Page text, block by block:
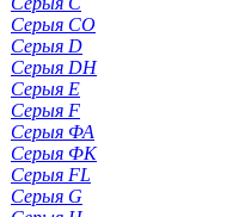
Серыя CO
Серыя D
Серыя DH
Серыя Е
Серыя F
Серыя ФА
Серыя ФК
Серыя FL
Серыя G